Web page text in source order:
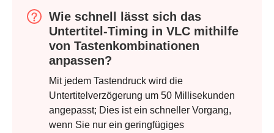
Wie schnell lässt sich das
Untertitel-Timing in VLC mithilfe
von Tastenkombinationen
anpassen?
Mit jedem Tastendruck wird die
Untertitelverzögerung um 50 Millisekunden
angepasst; Dies ist ein schneller Vorgang,
wenn Sie nur ein geringfügiges